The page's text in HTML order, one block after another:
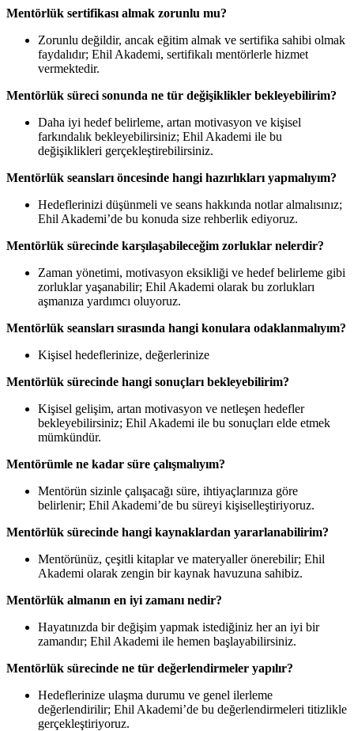
Mentörlük sertifikası almak zorunlu mu?
Zorunlu değildir, ancak eğitim almak ve sertifika sahibi olmak
faydalıdır; Ehil Akademi, sertifikalı mentörlerle hizmet
vermektedir.
Mentörlük süreci sonunda ne tür değişiklikler bekleyebilirim?
Daha iyi hedef belirleme, artan motivasyon ve kişisel
farkındalık bekleyebilirsiniz; Ehil Akademi ile bu
değişiklikleri gerçekleştirebilirsiniz.
Mentörlük seansları öncesinde hangi hazırlıkları yapmalıyım?
Hedeflerinizi düşünmeli ve seans hakkında notlar almalısınız;
Ehil Akademi’de bu konuda size rehberlik ediyoruz.
Mentörlük sürecinde karşılaşabileceğim zorluklar nelerdir?
Zaman yönetimi, motivasyon eksikliği ve hedef belirleme gibi
zorluklar yaşanabilir; Ehil Akademi olarak bu zorlukları
aşmanıza yardımcı oluyoruz.
Mentörlük seansları sırasında hangi konulara odaklanmalıyım?
Kişisel hedeflerinize, değerlerinize
Mentörlük sürecinde hangi sonuçları bekleyebilirim?
Kişisel gelişim, artan motivasyon ve netleşen hedefler
bekleyebilirsiniz; Ehil Akademi ile bu sonuçları elde etmek
mümkündür.
Mentörümle ne kadar süre çalışmalıyım?
Mentörün sizinle çalışacağı süre, ihtiyaçlarınıza göre
belirlenir; Ehil Akademi’de bu süreyi kişiselleştiriyoruz.
Mentörlük sürecinde hangi kaynaklardan yararlanabilirim?
Mentörünüz, çeşitli kitaplar ve materyaller önerebilir; Ehil
Akademi olarak zengin bir kaynak havuzuna sahibiz.
Mentörlük almanın en iyi zamanı nedir?
Hayatınızda bir değişim yapmak istediğiniz her an iyi bir
zamandır; Ehil Akademi ile hemen başlayabilirsiniz.
Mentörlük sürecinde ne tür değerlendirmeler yapılır?
Hedeflerinize ulaşma durumu ve genel ilerleme
değerlendirilir; Ehil Akademi’de bu değerlendirmeleri titizlikle
gerçekleştiriyoruz.